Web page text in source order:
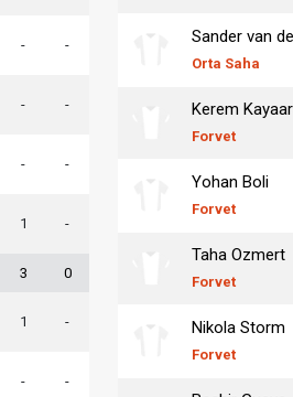
- -
- -
- -
1 -
3 0
1 -
- -
Sander van
Orta Saha
Kerem
Forvet
Yohan Boli
Forvet
Taha Ozmert
Forvet
Nikola Storm
Forvet